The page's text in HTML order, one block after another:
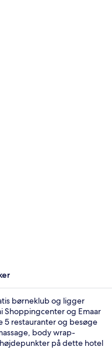
børneklub og ligger
Shoppingcenter og Emaar
5 restauranter og besøge
body wrap-
på dette hotel